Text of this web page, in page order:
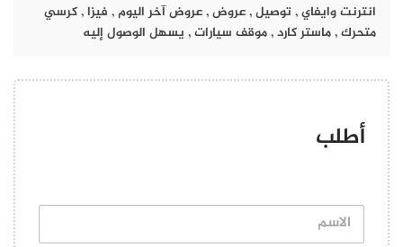
انترنت وايفاي, توصيل,عروض,عروض آخر اليوم, فيزا,كرسي
متحرك,ماستر كارد,موقف سيارات, يسهل الوصول إليه
أطلب
ا